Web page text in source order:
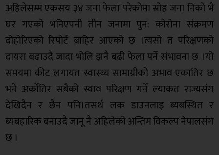
अहिलेसम्म एकसय ३४ जना फेला परेकोमा स्रोह जना निको भै
घर गएको भनिएपनी तीन जनामा पुन: कोरोना संक्रमण
दोहोरिएको रिपोर्ट बाहिर आएको छ ।त्यसो त परिक्षणको
दायरा बढाउदै जादा भोलि झनै बढी फेला पर्ने संभावना छ ।यो
समयमा कीट लगायत स्वास्थ्य सामाग्रीको अभाव एकातिर छ
भने अर्कोतिर सबैको स्वाव परिक्षण गर्ने ल्याकत राज्यसंग
देखिदैन र छैन पनि।तसर्थ लक डाउनलाइ ब्यबस्थित र
ब्यबहारिक बनाउदै जानू नै अहिलेको अन्तिम विकल्प नेपालसंग
छ ।